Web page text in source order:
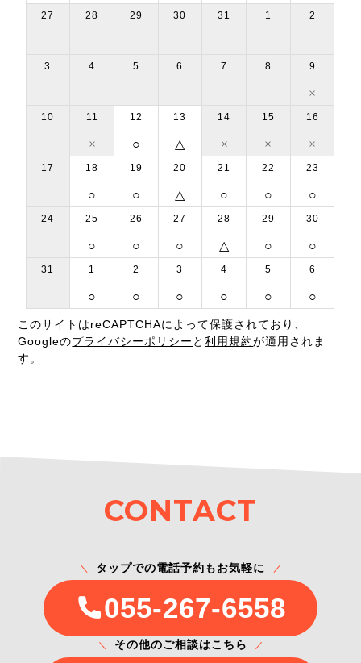
27 28 29 30 31 1 2
3 4 5 6 7 8 9
×
10 11
×
12
○
13
△
14
×
15
×
16
×
17 18
○
19
○
20
△
21
○
22
○
23
○
24 25
○
26
○
27
○
28
△
29
○
30
○
31 1
○
2
○
3
○
4
○
5
○
6
○
このサイトはreCAPTCHAによって保護されており、
Googleのプライバシーポリシー と利用規約が適用されま
す。
CONTACT
タップでの電話予約もお気軽に
055-267-6558
その他のご相談はこちら